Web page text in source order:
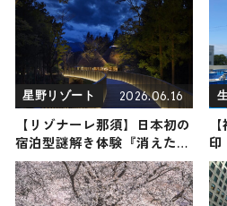
星野リゾート 2026.06.16
【リゾナーレ那須】日本初の
宿泊型謎解き体験『消えた高
原の魔女』が開催中！ 人気
作家が書き下ろした謎を解き
明かそう｜星野リゾート
印
ト